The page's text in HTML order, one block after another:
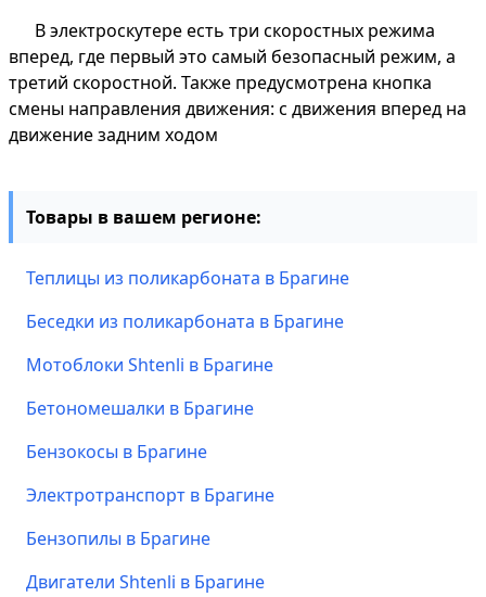
В электроскутере есть три скоростных режима
вперед, где первый это самый безопасный режим, а
третий скоростной. Также предусмотрена кнопка
смены направления движения: с движения вперед на
движение задним ходом
Товары в вашем регионе:
Теплицы из поликарбоната в Брагине
Беседки из поликарбоната в Брагине
Мотоблоки Shtenli в Брагине
Бетономешалки в Брагине
Бензокосы в Брагине
Электротранспорт в Брагине
Бензопилы в Брагине
Двигатели Shtenli в Брагине